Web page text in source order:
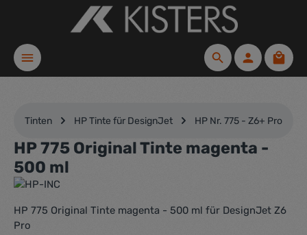
Zum Hauptinhalt springen
Tinten HP Tinte für DesignJet HP Nr. 775 - Z6+ Pro
HP 775 Original Tinte magenta -
500 ml
HP 775 Original Tinte magenta - 500 ml für DesignJet Z6
Pro